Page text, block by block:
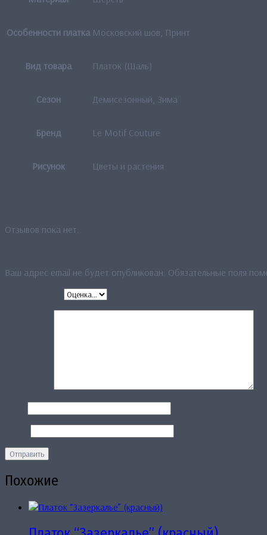
Особенности платка Московский шов, Принт
Вид товара Платок (Шаль)
Сезон Демисезонный, Зима
Бренд Le Motif Couture
Рисунок Цветы и растения
Отзывов пока нет.
Ваш адрес email не будет опубликован. Обязательные поля
Похожие